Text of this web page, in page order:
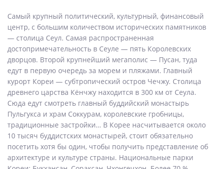
Самый крупный политический, культурный, финансовый
центр, с большим количеством исторических памятников
— столица Сеул. Самая распространенная
достопримечательность в Сеуле — пять Королевских
дворцов. Второй крупнейший мегаполис — Пусан, туда
едут в первую очередь за морем и пляжами. Главный
курорт Кореи — субтропический остров Чечжу. Столица
древнего царства Кёнчжу находится в 300 км от Сеула.
Сюда едут смотреть главный буддийский монастырь
Пульгукса и храм Соккурам, королевские гробницы,
традиционные застройки… В Корее насчитывается около
10 тысяч буддистских монастырей, стоит обязательно
посетить хотя бы один, чтобы получить представление об
архитектуре и культуре страны. Национальные парки